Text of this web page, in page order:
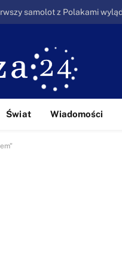
Świat Wiadomości